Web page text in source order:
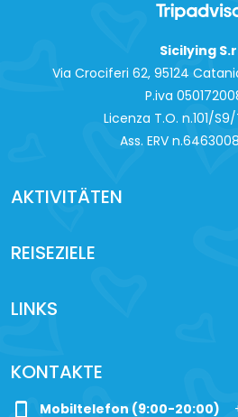
Sicilying
Via Crociferi 62, 95124
P.iva
Licenza T.O. n.101/
Ass. ERV
AKTIVITÄTEN
REISEZIELE
LINKS
KONTAKTE
phone_iphone Mobiltelefon (9:00-20:00)